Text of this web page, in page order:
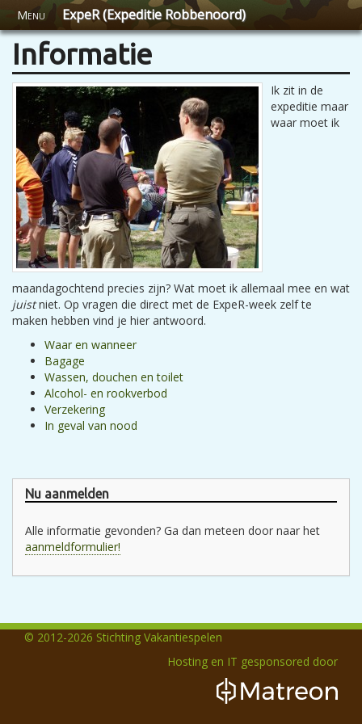
Menu ExpeR (Expeditie Robbenoord)
Informatie
Ik zit in de
expeditie maar
waar moet ik
maandagochtend precies zijn? Wat moet ik allemaal mee en wat
juistniet. Op vragen die direct met de ExpeR-week zelf te
maken hebben vind je hier antwoord.
Waar en wanneer
Bagage
Wassen, douchen en toilet
Alcohol- en rookverbod
Verzekering
In geval van nood
Nu aanmelden
Alle informatie gevonden? Ga dan meteen door naar het
aanmeldformulier!
© 2012-2026 Stichting Vakantiespelen
Hosting en IT gesponsored door